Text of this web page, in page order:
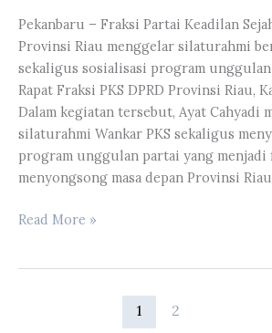
Provinsi
Riau
Edi
Basri,
menerima
kunjungan
Koordinator
Satuan
(SPPG)
Pekanbaru – Fraksi Partai Keadilan
Provinsi Riau menggelar silaturahmi
sekaligus sosialisasi program unggulan
Rapat Fraksi PKS DPRD Provinsi Riau,
Dalam kegiatan tersebut, Ayat Cahyadi
silaturahmi Wankar PKS sekaligus
program unggulan partai yang menjadi
menyongsong masa depan Provinsi Riau
Fraksi
Read More »
1 2